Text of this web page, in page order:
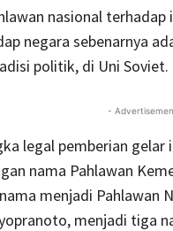
nasional
negara sebenarnya
politik, di Uni Soviet.
-
legal pemberian
nama Pahlawan
menjadi Pahlawan
menjadi tiga